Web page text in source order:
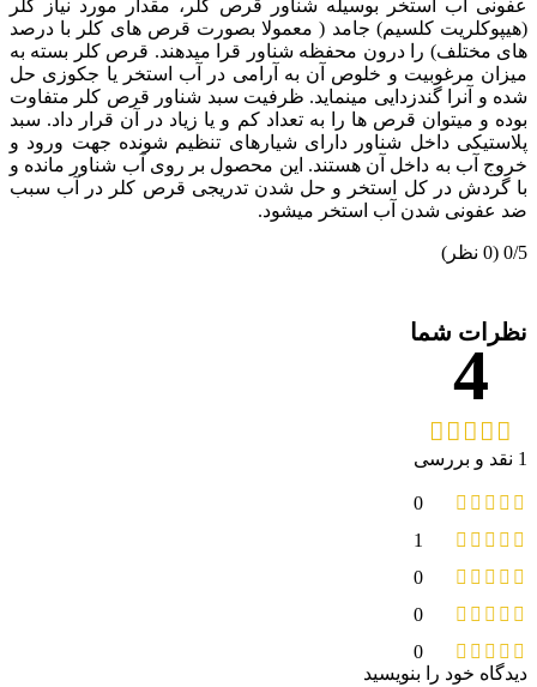
عفونی آب استخر بوسیله شناور قرص کلر، مقدار مورد نیاز کلر
(هیپوکلریت کلسیم) جامد ( معمولا بصورت قرص های کلر با درصد
های مختلف) را درون محفظه شناور قرا میدهند. قرص کلر بسته به
میزان مرغوبیت و خلوص آن به آرامی در آب استخر یا جکوزی حل
شده و آنرا گندزدایی مینماید. ظرفیت سبد شناور قرص کلر متفاوت
بوده و میتوان قرص ها را به تعداد کم و یا زیاد در آن قرار داد. سبد
پلاستیکی داخل شناور دارای شیارهای تنظیم شونده جهت ورود و
خروج آب به داخل آن هستند. این محصول بر روی آب شناور مانده و
با گردش در کل استخر و حل شدن تدریجی قرص کلر در آب سبب
ضد عفونی شدن آب استخر میشود.
‫0/5 ‫(0 نظر)
نظرات شما
4
1 نقد و بررسی
0
1
0
0
0
دیدگاه خود را بنویسید